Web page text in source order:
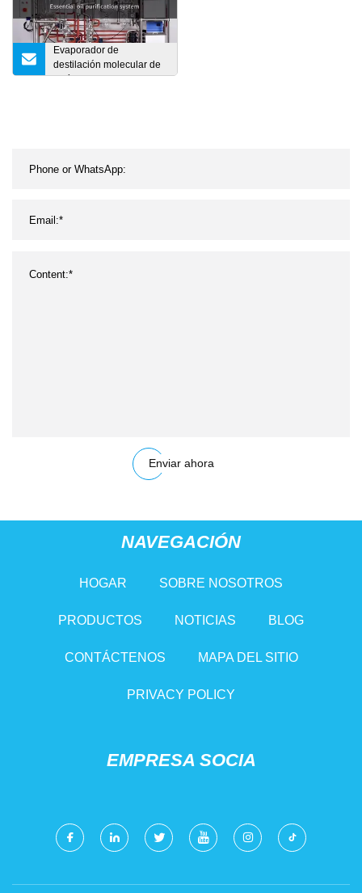
Evaporador de
destilación molecular de
película limpia de
Enviar ahora
NAVEGACIÓN
HOGAR SOBRE NOSOTROS
PRODUCTOS NOTICIAS BLOG
CONTÁCTENOS MAPA DEL SITIO
PRIVACY POLICY
EMPRESA SOCIA